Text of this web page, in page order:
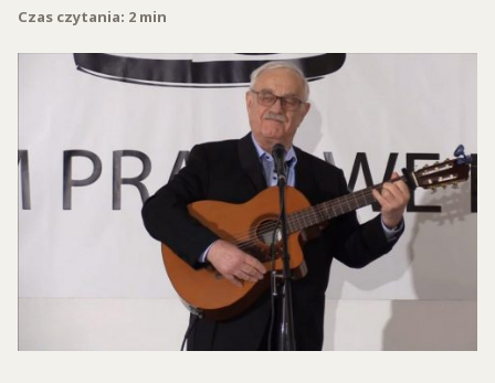
Czas czytania: 2 min